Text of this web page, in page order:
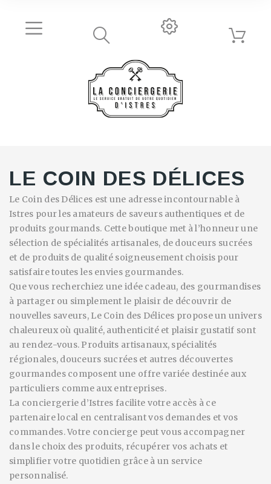
LE COIN DES DÉLICES
Le Coin des Délices est une adresse incontournable à
Istres pour les amateurs de saveurs authentiques et de
produits gourmands. Cette boutique met à l’honneur une
sélection de spécialités artisanales, de douceurs sucrées
et de produits de qualité soigneusement choisis pour
satisfaire toutes les envies gourmandes.
Que vous recherchiez une idée cadeau, des gourmandises
à partager ou simplement le plaisir de découvrir de
nouvelles saveurs, Le Coin des Délices propose un univers
chaleureux où qualité, authenticité et plaisir gustatif sont
au rendez-vous. Produits artisanaux, spécialités
régionales, douceurs sucrées et autres découvertes
gourmandes composent une offre variée destinée aux
particuliers comme aux entreprises.
La conciergerie d’Istres facilite votre accès à ce
partenaire local en centralisant vos demandes et vos
commandes. Votre concierge peut vous accompagner
dans le choix des produits, récupérer vos achats et
simplifier votre quotidien grâce à un service
personnalisé.